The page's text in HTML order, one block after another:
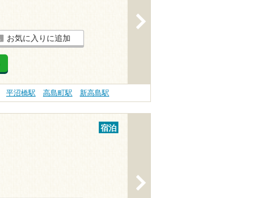
お気に入りに追加
平沼橋駅 高島町駅 新高島駅
宿泊